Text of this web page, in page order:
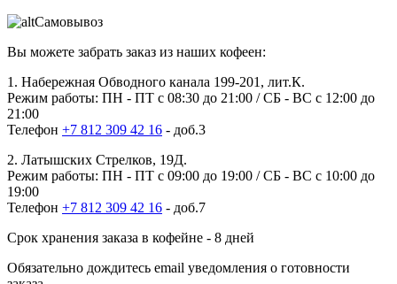
Самовывоз
Вы можете забрать заказ из наших кофеен:
1. Набережная Обводного канала 199-201, лит.К.
Режим работы: ПН - ПТ с 08:30 до 21:00 / СБ - ВС с 12:00 до
21:00
Телефон +7 812 309 42 16 - доб.3
2. Латышских Стрелков, 19Д.
Режим работы: ПН - ПТ с 09:00 до 19:00 / СБ - ВС с 10:00 до
19:00
Телефон +7 812 309 42 16 - доб.7
Срок хранения заказа в кофейне - 8 дней
Обязательно дождитесь email уведомления о готовности